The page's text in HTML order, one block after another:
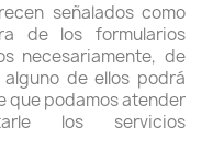
señalados como
de los formularios
necesariamente, de
de ellos podrá
que podamos atender
los servicios